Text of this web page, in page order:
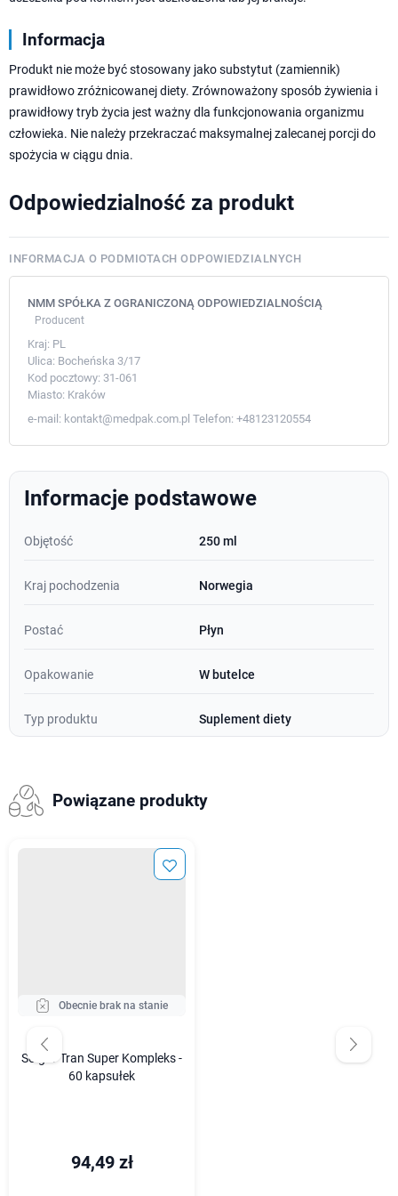
Informacja
Produkt nie może być stosowany jako substytut (zamiennik)
prawidłowo zróżnicowanej diety. Zrównoważony sposób żywienia i
prawidłowy tryb życia jest ważny dla funkcjonowania organizmu
człowieka. Nie należy przekraczać maksymalnej zalecanej porcji do
spożycia w ciągu dnia.
Odpowiedzialność za produkt
INFORMACJA O PODMIOTACH ODPOWIEDZIALNYCH
NMM SPÓŁKA Z OGRANICZONĄ ODPOWIEDZIALNOŚCIĄ
Producent
Kraj: PL
Ulica: Bocheńska 3/17
Kod pocztowy: 31-061
Miasto: Kraków
e-mail: kontakt@medpak.com.pl Telefon: +48123120554
Informacje podstawowe
Objętość 250 ml
Kraj pochodzenia Norwegia
Postać Płyn
Opakowanie W butelce
Typ produktu Suplement diety
Powiązane produkty
Obecnie brak na stanie
Solgar Tran Super Kompleks -
60 kapsułek
94,49 zł